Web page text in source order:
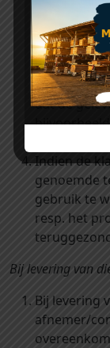
middels het
afnemer/
gebruik te
dient de
te sturen.
dat de
Indien de
genoemde
gebruik te
resp. het
Bij levering van
Bij levering
afnemer/